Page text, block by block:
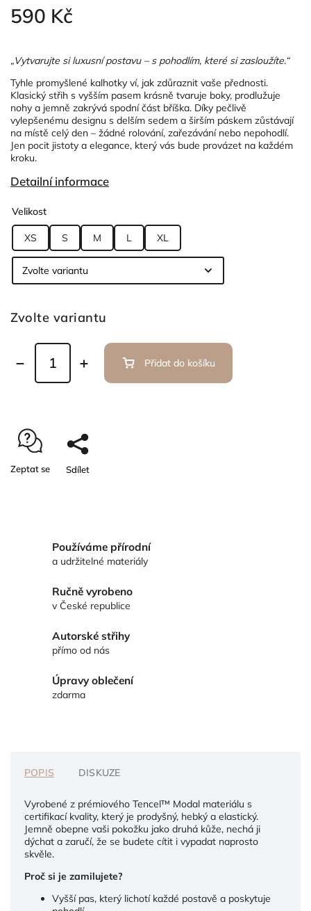
590 Kč
„Vytvarujte si luxusní postavu – s pohodlím, které si zasloužíte.“
Tyhle promyšlené kalhotky ví, jak zdůraznit vaše přednosti.
Klasický střih s vyšším pasem krásně tvaruje boky, prodlužuje
nohy a jemně zakrývá spodní část bříška. Díky pečlivě
vylepšenému designu s delším sedem a širším páskem zůstávají
na místě celý den – žádné rolování, zařezávání nebo nepohodlí.
Jen pocit jistoty a elegance, který vás bude provázet na každém
kroku.
Detailní informace
Velikost
XS S M L XL
Zvolte variantu
Přidat do košíku
Zeptat se Sdílet
Používáme přírodní
a udržitelné materiály
Ručně vyrobeno
v České republice
Autorské střihy
přímo od nás
Úpravy oblečení
zdarma
POPIS DISKUZE
Vyrobené z prémiového Tencel™ Modal materiálu s
certifikací kvality, který je prodyšný, hebký a elastický.
Jemně obepne vaši pokožku jako druhá kůže, nechá ji
dýchat a zaručí, že se budete cítit i vypadat naprosto
skvěle.
Proč si je zamilujete?
Vyšší pas, který lichotí každé postavě a poskytuje